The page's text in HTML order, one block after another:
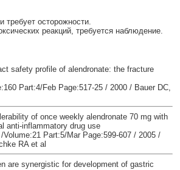
требует осторожности.
реакций, требуется наблюдение.
safety profile of alendronate: the fracture
Part:4/Feb Page:517-25 / 2000 / Bauer DC,
of once weekly alendronate 70 mg with
anti-inflammatory drug use
Part:5/Mar Page:599-607 / 2005 /
RA et al
are synergistic for development of gastric